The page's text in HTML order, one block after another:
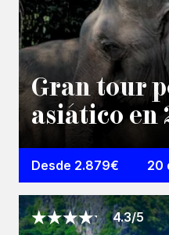
Gran tour
asiático en
Desde 2.879€ 20
4.3/5